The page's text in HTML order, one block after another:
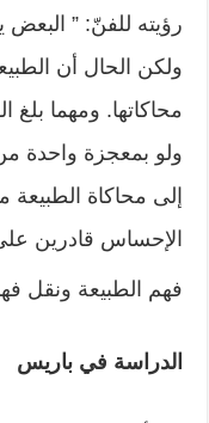
رؤيته للفنّ: ” البعض
ولكن الحال أن
محاكاتها. ومهما بلغ
ولو بمعجزة واحدة
إلى محاكاة الطبيعة
الإحساس قادرين
فهم الطبيعة ونقل
الدراسة في باريس